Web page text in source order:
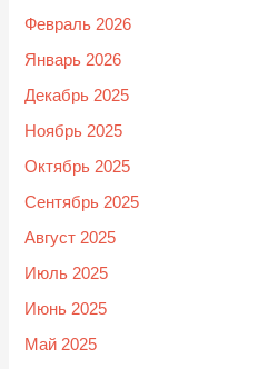
Февраль 2026
Январь 2026
Декабрь 2025
Ноябрь 2025
Октябрь 2025
Сентябрь 2025
Август 2025
Июль 2025
Июнь 2025
Май 2025